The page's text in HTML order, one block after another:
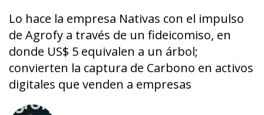
Lo hace la empresa Nativas con el impulso
de Agrofy a través de un fideicomiso, en
donde US$ 5 equivalen a un árbol;
convierten la captura de Carbono en activos
digitales que venden a empresas